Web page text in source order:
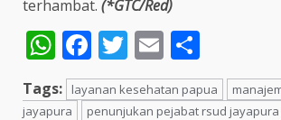
terhambat. (*GTC/Red)
WhatsApp
Facebook
Twitter
Email
Tags: layanan kesehatan papua
jayapura
penunjukan pejabat rsud jayapura